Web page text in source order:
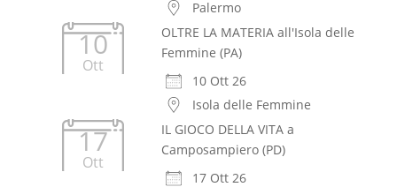
Palermo
10
Ott
OLTRE LA MATERIA all'Isola delle
Femmine (PA)
10 Ott 26
Isola delle Femmine
17
Ott
IL GIOCO DELLA VITA a
Camposampiero (PD)
17 Ott 26